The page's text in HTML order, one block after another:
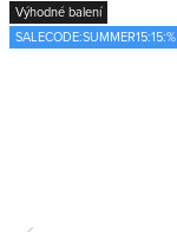
Výhodné balení
SALECODE:SUMMER15:15:%